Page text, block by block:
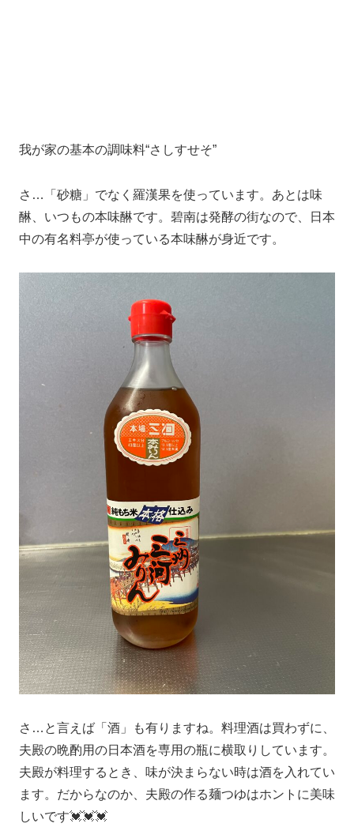
我が家の基本の調味料“さしすせそ”
さ…「砂糖」でなく羅漢果を使っています。あとは味
醂、いつもの本味醂です。碧南は発酵の街なので、日本
中の有名料亭が使っている本味醂が身近です。
さ…と言えば「酒」も有りますね。料理酒は買わずに、
夫殿の晩酌用の日本酒を専用の瓶に横取りしています。
夫殿が料理するとき、味が決まらない時は酒を入れてい
ます。だからなのか、夫殿の作る麺つゆはホントに美味
しいです💓💓💓